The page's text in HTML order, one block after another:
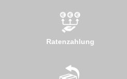
Ratenzahlung